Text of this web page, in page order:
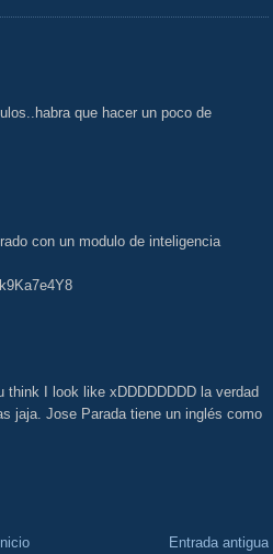
que hacer un poco de
con un modulo de inteligencia
think I look like xDDDDDDDD la verdad
jaja. Jose Parada tiene un inglés como
Entrada antigua
Inicio